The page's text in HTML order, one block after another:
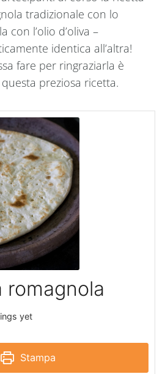
tradizionale con lo
con l’olio d’oliva –
identica all’altra!
fare per ringraziarla è
preziosa ricetta.
romagnola
yet
Stampa